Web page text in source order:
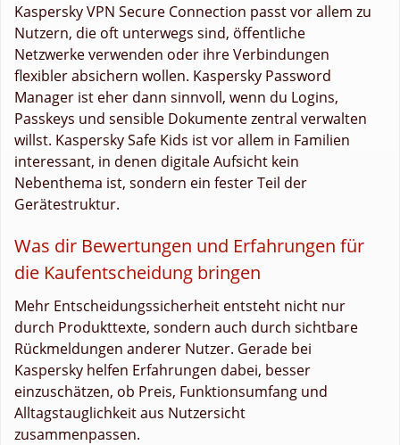
Kaspersky VPN Secure Connection passt vor allem zu
Nutzern, die oft unterwegs sind, öffentliche
Netzwerke verwenden oder ihre Verbindungen
flexibler absichern wollen. Kaspersky Password
Manager ist eher dann sinnvoll, wenn du Logins,
Passkeys und sensible Dokumente zentral verwalten
willst. Kaspersky Safe Kids ist vor allem in Familien
interessant, in denen digitale Aufsicht kein
Nebenthema ist, sondern ein fester Teil der
Gerätestruktur.
Was dir Bewertungen und Erfahrungen für
die Kaufentscheidung bringen
Mehr Entscheidungssicherheit entsteht nicht nur
durch Produkttexte, sondern auch durch sichtbare
Rückmeldungen anderer Nutzer. Gerade bei
Kaspersky helfen Erfahrungen dabei, besser
einzuschätzen, ob Preis, Funktionsumfang und
Alltagstauglichkeit aus Nutzersicht
zusammenpassen.